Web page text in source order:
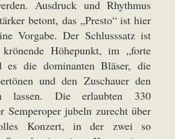
Ausdruck und Rhythmus
betont, das „Presto“ ist hier
Vorgabe. Der Schlusssatz ist
Höhepunkt, im „forte
es die dominanten Bläser, die
und den Zuschauer den
lassen. Die erlaubten 330
Semperoper jubeln zurecht über
Konzert, in der zwei so